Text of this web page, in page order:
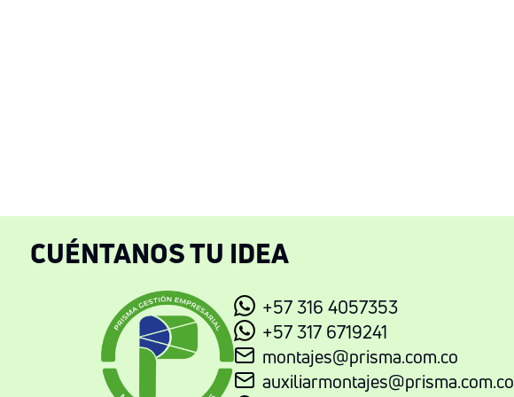
CUÉNTANOS TU IDEA
+57 316 4057353
+57 317 6719241
montajes@prisma.com.co
auxiliarmontajes@prisma.com.co